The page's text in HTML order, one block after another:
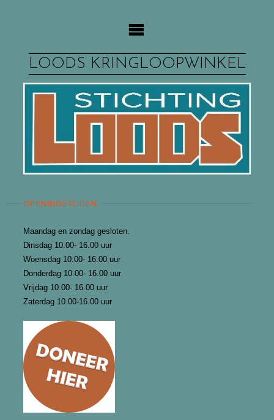
LOODS KRINGLOOPWINKEL
OPENINGSTIJDEN
Maandag en zondag gesloten.
Dinsdag 10.00- 16.00 uur
Woensdag 10.00- 16.00 uur
Donderdag 10.00- 16.00 uur
Vrijdag 10.00- 16.00 uur
Zaterdag 10.00-16.00 uur